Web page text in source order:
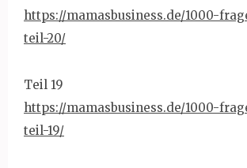
https://mamasbusiness.de/1000-
teil-20/
Teil 19
https://mamasbusiness.de/1000-
teil-19/